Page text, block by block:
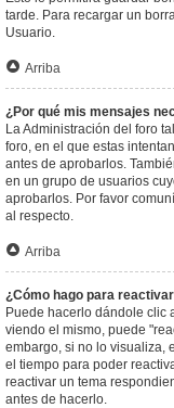
tarde. Para recargar un
Usuario.
Arriba
¿Por qué mis mensajes
La Administración del foro
foro, en el que estas
antes de aprobarlos.
en un grupo de usuarios
aprobarlos. Por favor
al respecto.
Arriba
¿Cómo hago para
Puede hacerlo dándole clic
viendo el mismo, puede
embargo, si no lo visualiza,
el tiempo para poder
reactivar un tema
antes de hacerlo.